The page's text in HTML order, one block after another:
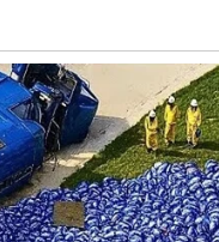
strategije.
važan parametar je i
u procesu zgrušavanja
tankih niti koje
krvarenja. Ipak,
prekomjerna, ove niti
krvnih žila, što